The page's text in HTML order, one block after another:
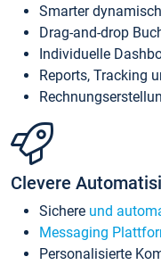
Smarter
Drag-and-drop
Individuelle
Reports, Tracking
Clevere
Sichere und
Messaging
Personalisierte